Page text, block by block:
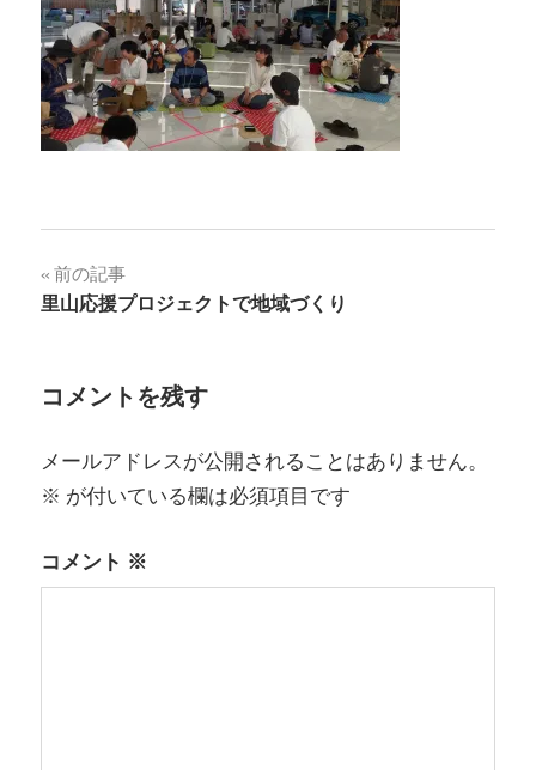
投
稿
ビ
ゲ
ー
シ
前の記事
里山応援プロジェクトで地域づくり
コメントを残す
メールアドレスが公開されることはありません。
※ が付いている欄は必須項目です
コメント ※